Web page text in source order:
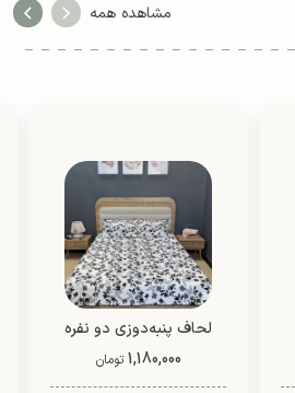
مشاهده همه
لحاف پنبه‌دوزی دو نفره
دو رو (طرح 6)
1,180,000 تومان